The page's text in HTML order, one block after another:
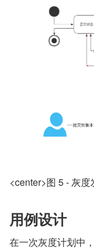
<center>图 5 - 灰
用例设计
在一次灰度计划中